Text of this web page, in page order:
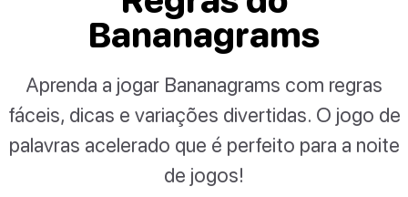
Bananagrams
Aprenda a jogar Bananagrams com regras
fáceis, dicas e variações divertidas. O jogo de
palavras acelerado que é perfeito para a noite
de jogos!